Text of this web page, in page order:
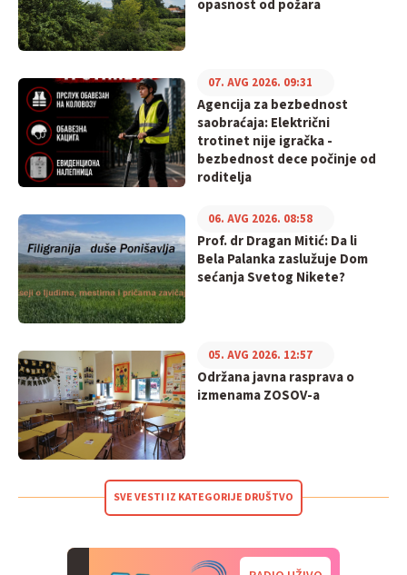
opasnost od požara
Agencija za bezbednost
saobraćaja: Električni
trotinet nije igračka -
bezbednost dece počinje od
roditelja
07. AVG 2026. 09:31
Prof. dr Dragan Mitić: Da li
Bela Palanka zaslužuje Dom
sećanja Svetog Nikete?
06. AVG 2026. 08:58
Održana javna rasprava o
izmenama ZOSOV-a
05. AVG 2026. 12:57
SVE VESTI IZ KATEGORIJE DRUŠTVO